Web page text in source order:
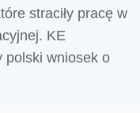
straciły pracę w
KE
polski wniosek o